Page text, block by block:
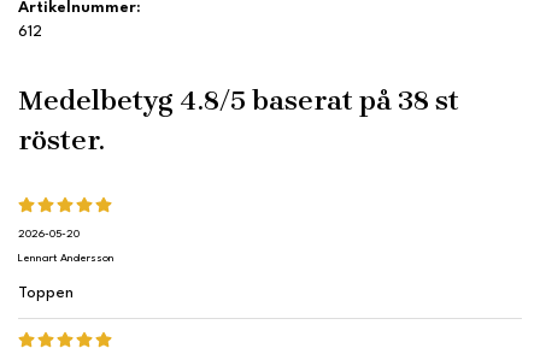
Artikelnummer:
612
Medelbetyg 4.8/5 baserat på 38 st
röster.
2026-05-20
Lennart Andersson
Toppen